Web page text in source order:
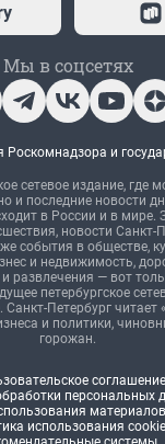
Мы в соцсетях
и
сетевое издание, где
и последние новости
в России и в мире.
новости Санкт-
события в обществе,
и недвижимость,
развлечения — вот
петербургское
Санкт-Петербург
и политики,
горожан.
соглашение
персональных
использования